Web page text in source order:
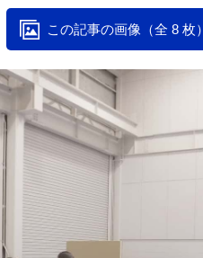
この記事の画像（全 8 枚）